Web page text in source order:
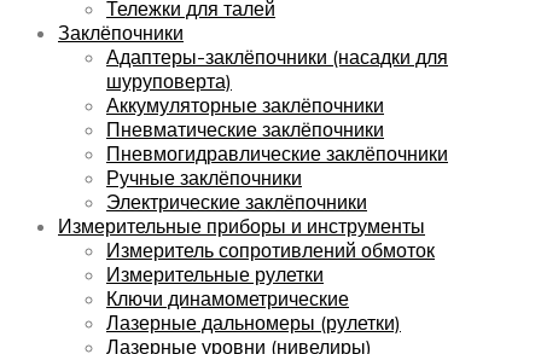
Тележки для талей
Заклёпочники
Адаптеры-заклёпочники (насадки для
шуруповерта)
Аккумуляторные заклёпочники
Пневматические заклёпочники
Пневмогидравлические заклёпочники
Ручные заклёпочники
Электрические заклёпочники
Измерительные приборы и инструменты
Измеритель сопротивлений обмоток
Измерительные рулетки
Ключи динамометрические
Лазерные дальномеры (рулетки)
Лазерные уровни (нивелиры)